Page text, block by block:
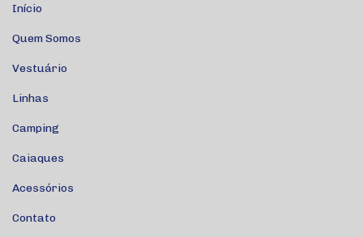
Início
Quem Somos
Vestuário
Linhas
Camping
Caiaques
Acessórios
Contato